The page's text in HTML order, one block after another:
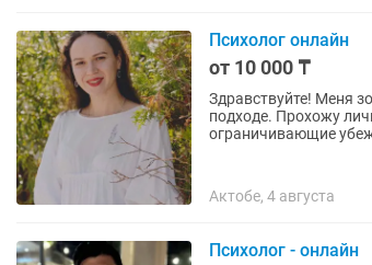
Психолог онлайн
от 10 000 ₸
Здравствуйте! Меня
подходе. Прохожу личную терапию,
ограничивающие
Актобе, 4 августа
Психолог - онлайн